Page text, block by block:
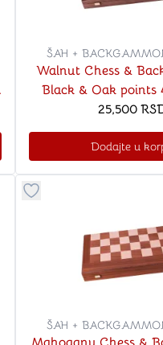
Podloge za
Kutijice
ŠAH +
Walnut Chess &
Black & Oak points 48x26cm -
F44
25,500
Dodajte u
omiljeno
Dugme za dodavanje
ŠAH +